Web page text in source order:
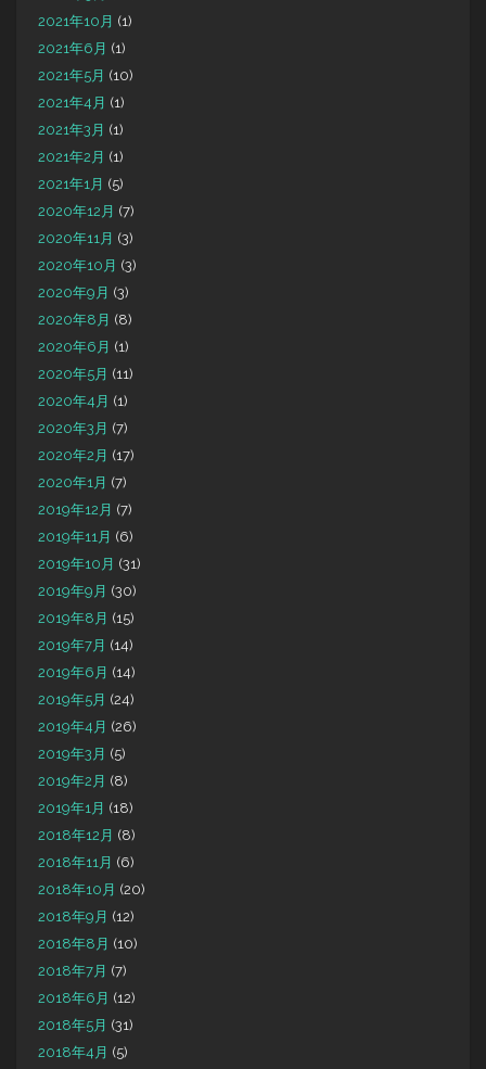
2021年10月 (1)
2021年6月 (1)
2021年5月 (10)
2021年4月 (1)
2021年3月 (1)
2021年2月 (1)
2021年1月 (5)
2020年12月 (7)
2020年11月 (3)
2020年10月 (3)
2020年9月 (3)
2020年8月 (8)
2020年6月 (1)
2020年5月 (11)
2020年4月 (1)
2020年3月 (7)
2020年2月 (17)
2020年1月 (7)
2019年12月 (7)
2019年11月 (6)
2019年10月 (31)
2019年9月 (30)
2019年8月 (15)
2019年7月 (14)
2019年6月 (14)
2019年5月 (24)
2019年4月 (26)
2019年3月 (5)
2019年2月 (8)
2019年1月 (18)
2018年12月 (8)
2018年11月 (6)
2018年10月 (20)
2018年9月 (12)
2018年8月 (10)
2018年7月 (7)
2018年6月 (12)
2018年5月 (31)
2018年4月 (5)